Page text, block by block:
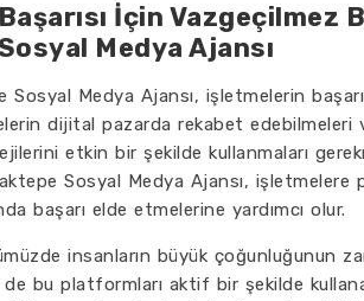
İçin Vazgeçilmez
Medya Ajansı
Sosyal Medya Ajansı, işletmelerin
dijital pazarda rekabet
etkin bir şekilde kullanmaları
Sosyal Medya Ajansı,
başarı elde etmelerine yardımcı olur.
insanların büyük çoğunluğunun
bu platformları aktif bir şekilde